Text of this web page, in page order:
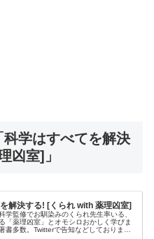
学はすべてを解決
凶室]」
解決する! [くられ with 薬理凶室]
学監修でお馴染みのくられ先生率いる、
「薬理凶室」とオモシロおかしく学びま
書多数。Twitterで告知などしておりま